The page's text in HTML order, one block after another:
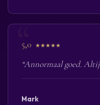
5,0 ★★★★★
“Annormaal goed.
Mark